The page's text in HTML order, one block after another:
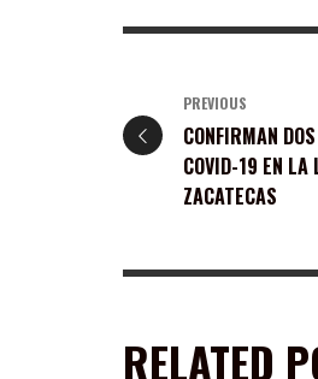
PREVIOUS
CONFIRMAN
COVID-19 EN LA
ZACATECAS
RELATED